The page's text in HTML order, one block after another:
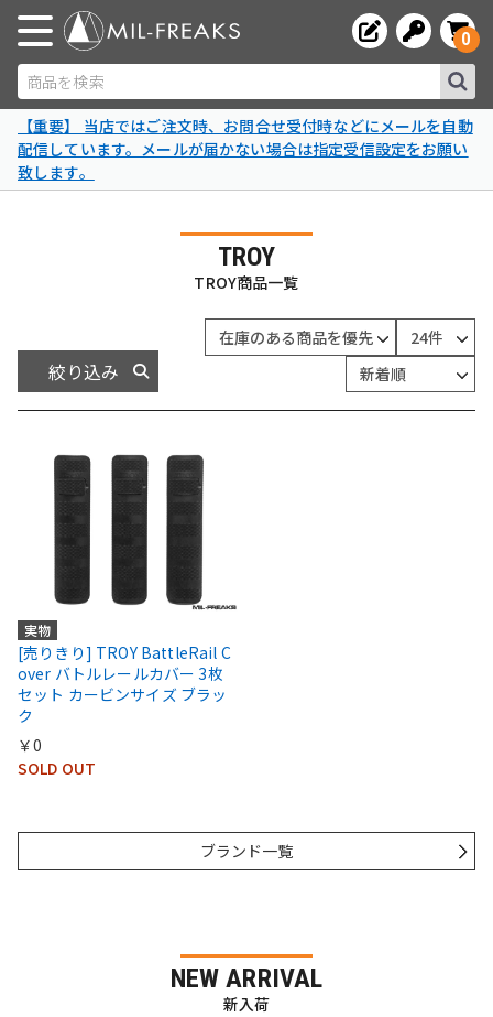
商品を検索
0
【重要】 当店ではご注文時、お問合せ受付時などにメールを自動
配信しています。メールが届かない場合は指定受信設定をお願い
致します。
TROY
TROY商品一覧
絞り込み
実物
[売りきり] TROY BattleRail C
over バトルレールカバー 3枚
セット カービンサイズ ブラッ
ク
￥0
SOLD OUT
ブランド一覧
NEW ARRIVAL
新入荷